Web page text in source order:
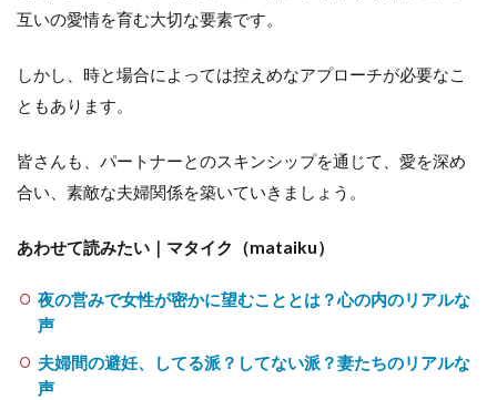
互いの愛情を育む大切な要素です。
しかし、時と場合によっては控えめなアプローチが必要なこ
ともあります。
皆さんも、パートナーとのスキンシップを通じて、愛を深め
合い、素敵な夫婦関係を築いていきましょう。
あわせて読みたい｜マタイク（mataiku）
夜の営みで女性が密かに望むこととは？心の内のリアルな
声
夫婦間の避妊、してる派？してない派？妻たちのリアルな
声